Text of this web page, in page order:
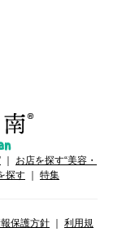
お店を探す“美容・
探す 特集
保護方針 利用規